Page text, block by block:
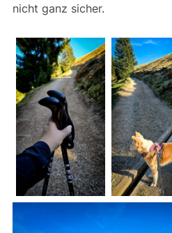
nicht ganz sicher.